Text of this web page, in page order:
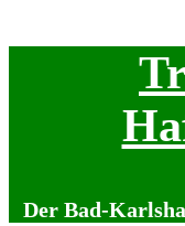
Der Bad-